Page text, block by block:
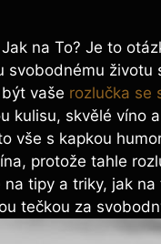
na To? Je to
vaše rozlučka se
kulisu, skvělé víno
vše s kapkou
protože tahle
tipy a triky, jak
tečkou za